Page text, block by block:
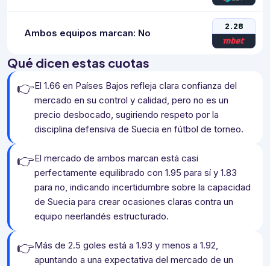
Ambos equipos marcan: No
2.28
Qué dicen estas cuotas
👉El 1.66 en Países Bajos refleja clara confianza del
mercado en su control y calidad, pero no es un
precio desbocado, sugiriendo respeto por la
disciplina defensiva de Suecia en fútbol de torneo.
👉El mercado de ambos marcan está casi
perfectamente equilibrado con 1.95 para sí y 1.83
para no, indicando incertidumbre sobre la capacidad
de Suecia para crear ocasiones claras contra un
equipo neerlandés estructurado.
👉Más de 2.5 goles está a 1.93 y menos a 1.92,
apuntando a una expectativa del mercado de un